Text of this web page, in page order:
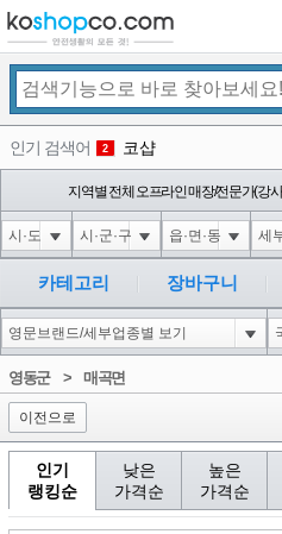
인기 검색어 2 코샵
3 익스
4 1-1; waitfor delay
5
6 1-1); waitfor delay
1
지역별 전체 오프라인 매장/전문가(강
카테고리 장바구니
영동군> 매곡면
이전으로
인기
랭킹순
낮은
가격순
높은
가격순